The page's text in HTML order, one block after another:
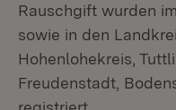
Rauschgift wurden
sowie in den
Hohenlohekreis,
Freudenstadt,